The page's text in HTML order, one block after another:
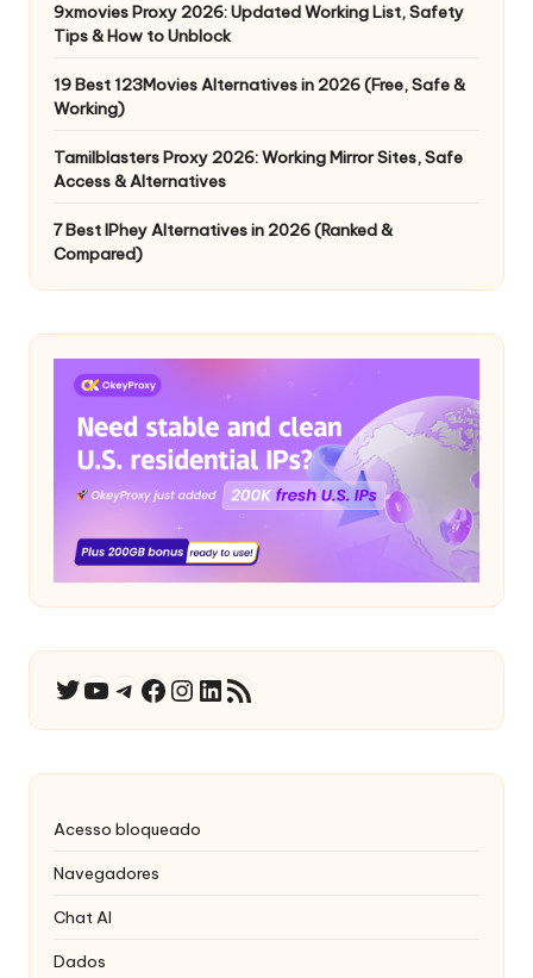
9xmovies Proxy 2026: Updated Working List, Safety
Tips & How to Unblock
19 Best 123Movies Alternatives in 2026 (Free, Safe &
Working)
Tamilblasters Proxy 2026: Working Mirror Sites, Safe
Access & Alternatives
7 Best IPhey Alternatives in 2026 (Ranked &
Compared)
Twitter
YouTube
Telegrama
Facebook
Instagram
LinkedIn
RSS Feed
Acesso bloqueado
Navegadores
Chat AI
Dados